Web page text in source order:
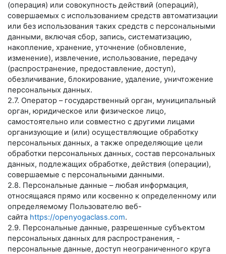
(операция) или совокупность действий (операций),
совершаемых с использованием средств автоматизации
или без использования таких средств с персональными
данными, включая сбор, запись, систематизацию,
накопление, хранение, уточнение (обновление,
изменение), извлечение, использование, передачу
(распространение, предоставление, доступ),
обезличивание, блокирование, удаление, уничтожение
персональных данных.
2.7. Оператор – государственный орган, муниципальный
орган, юридическое или физическое лицо,
самостоятельно или совместно с другими лицами
организующие и (или) осуществляющие обработку
персональных данных, а также определяющие цели
обработки персональных данных, состав персональных
данных, подлежащих обработке, действия (операции),
совершаемые с персональными данными.
2.8. Персональные данные – любая информация,
относящаяся прямо или косвенно к определенному или
определяемому Пользователю веб-
сайта https://openyogaclass.com.
2.9. Персональные данные, разрешенные субъектом
персональных данных для распространения, -
персональные данные, доступ неограниченного круга